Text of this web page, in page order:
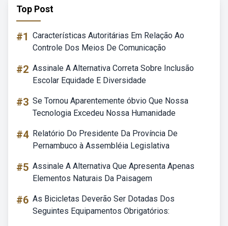
Top Post
#1 Características Autoritárias Em Relação Ao
Controle Dos Meios De Comunicação
#2 Assinale A Alternativa Correta Sobre Inclusão
Escolar Equidade E Diversidade
#3 Se Tornou Aparentemente óbvio Que Nossa
Tecnologia Excedeu Nossa Humanidade
#4 Relatório Do Presidente Da Província De
Pernambuco à Assembléia Legislativa
#5 Assinale A Alternativa Que Apresenta Apenas
Elementos Naturais Da Paisagem
#6 As Bicicletas Deverão Ser Dotadas Dos
Seguintes Equipamentos Obrigatórios: